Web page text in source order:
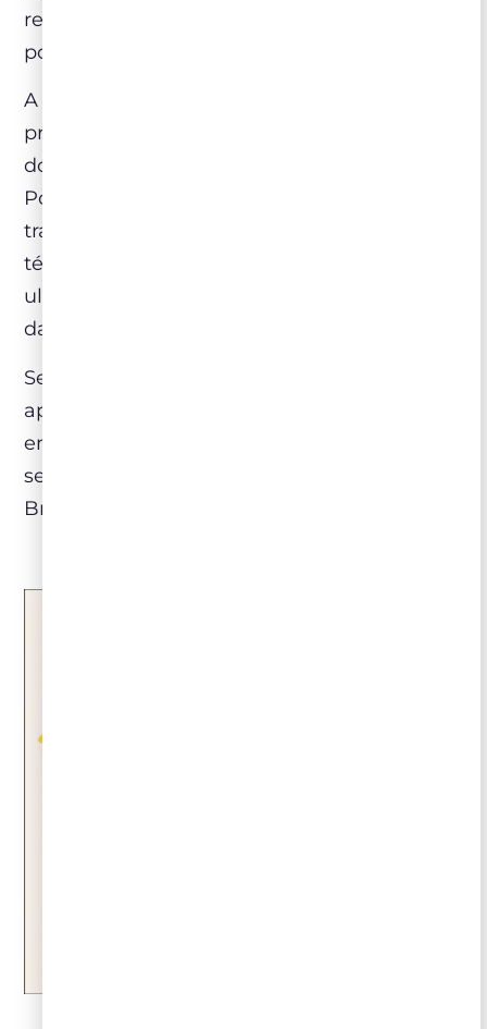
relegada a segundo plano durante décadas
por conta da influência da ditadura.
A grande virada começou a acontecer nos
primeiros anos da década de 1990 por causa
dos incentivos trazidos pela entrada de
Portugal na União Europeia, que
transformaram as antigas estruturas e as
técnicas e equipamentos rústicos e
ultrapassados em um exemplo de aplicação
das tecnologias mais modernas.
Se quiser conhecer um pouquinho mais,
aproveite para dar uma olhada neste post
em que Jean Stelmach nos contou como foi
ser Embaixador dos Vinhos do Alentejo no
Brasil durante 2019.